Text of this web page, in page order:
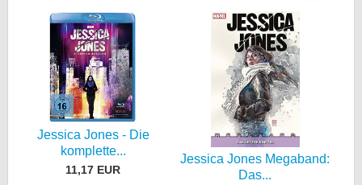
Jessica Jones - Die
komplette...
11,17 EUR
Jessica Jones Megaband:
Das...